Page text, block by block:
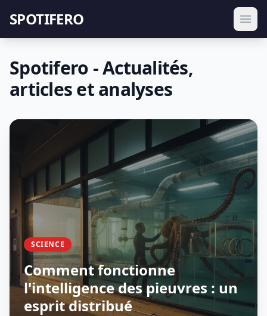
SPOTIFERO
Spotifero - Actualités,
articles et analyses
SCIENCE
Comment fonctionne
l'intelligence des pieuvres : un
esprit distribué